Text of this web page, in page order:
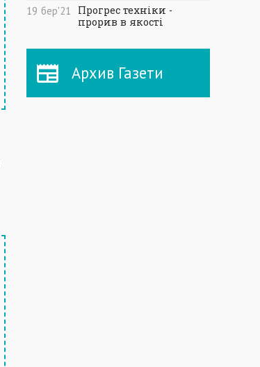
19 бер'21
Прогрес техніки -
прорив в якості
Архив Газети